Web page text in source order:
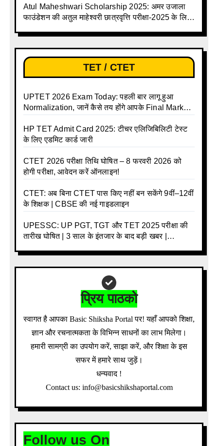
Atul Maheshwari Scholarship 2025: अमर उजाला
फाउंडेशन की अतुल माहेश्वरी छात्रवृत्ति परीक्षा-2025 के लिए
TET / CTET
UPTET 2026 Exam Today: पहली बार लागू हुआ
Normalization, जानें कैसे तय होंगे आपके Final Marks
HP TET Admit Card 2025: टीचर एलिजिबिलिटी टेस्ट
के लिए एडमिट कार्ड जारी
CTET 2026 परीक्षा तिथि घोषित – 8 फरवरी 2026 को
होगी परीक्षा, आवेदन करें ऑनलाइन!
CTET: अब बिना CTET पास किए नहीं बन सकेंगे 9वीं–12वीं
के शिक्षक | CBSE की नई गाइडलाइन
UPESSC: UP PGT, TGT और TET 2025 परीक्षा की
तारीख घोषित | 3 साल के इंतजार के बाद बड़ी खबर |
प्रिय पाठको
स्वागत है आपका Basic Shiksha Portal पर! यहाँ आपको शिक्षा,
ज्ञान और रचनात्मकता के विभिन्न साधनों का लाभ मिलेगा।
हमारी सामग्री का उपयोग करें, साझा करें, और शिक्षा के इस
सफर में हमारे साथ जुड़ें।
धन्यवाद !
Contact us: info@basicshikshaportal.com
Follow us On